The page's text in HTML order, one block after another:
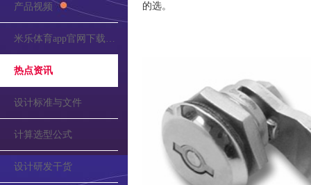
产品视频
米乐体育app官网下载的公告
热点资讯
设计标准与文件
计算选型公式
设计研发干货
的选。